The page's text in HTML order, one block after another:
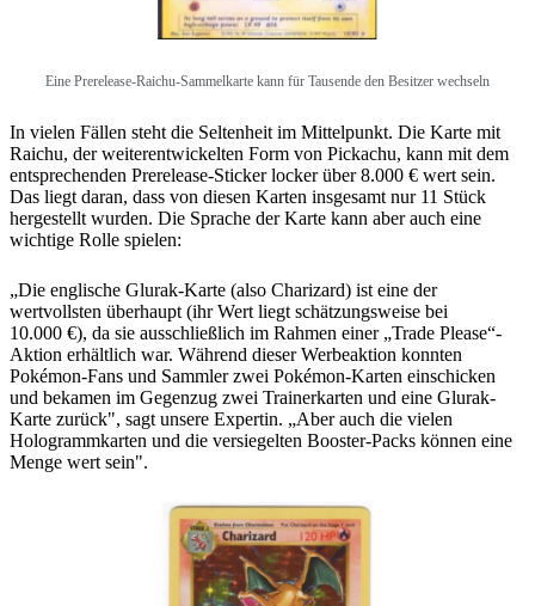
Eine Prerelease-Raichu-Sammelkarte kann für Tausende den Besitzer wechseln
In vielen Fällen steht die Seltenheit im Mittelpunkt. Die Karte mit
Raichu, der weiterentwickelten Form von Pickachu, kann mit dem
entsprechenden Prerelease-Sticker locker über 8.000 € wert sein.
Das liegt daran, dass von diesen Karten insgesamt nur 11 Stück
hergestellt wurden. Die Sprache der Karte kann aber auch eine
wichtige Rolle spielen:
„Die englische Glurak-Karte (also Charizard) ist eine der
wertvollsten überhaupt (ihr Wert liegt schätzungsweise bei
10.000 €), da sie ausschließlich im Rahmen einer „Trade Please“-
Aktion erhältlich war. Während dieser Werbeaktion konnten
Pokémon-Fans und Sammler zwei Pokémon-Karten einschicken
und bekamen im Gegenzug zwei Trainerkarten und eine Glurak-
Karte zurück", sagt unsere Expertin. „Aber auch die vielen
Hologrammkarten und die versiegelten Booster-Packs können eine
Menge wert sein".